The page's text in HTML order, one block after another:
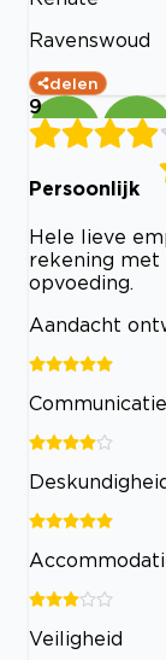
Ravenswoud
delen
9
Persoonlijk
Hele lieve
rekening met
opvoeding.
Aandacht
Communicatie
Veiligheid